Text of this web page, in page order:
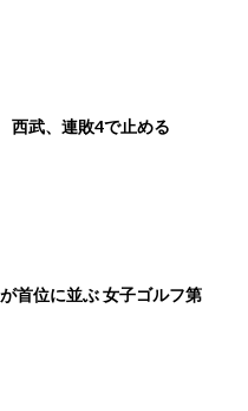
西武、連敗4で止める
首位に並ぶ 女子ゴルフ第